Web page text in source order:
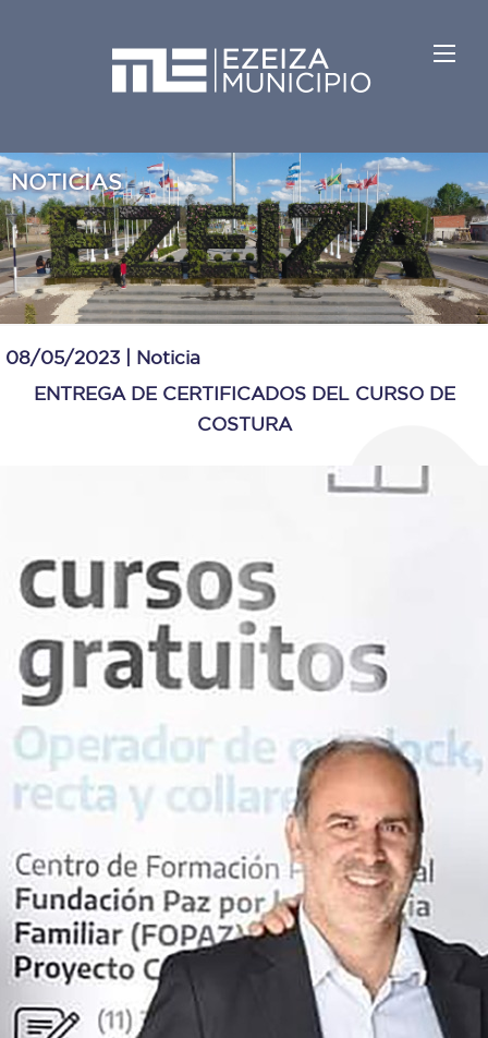
NOTICIAS
08/05/2023 |
Noticia
ENTREGA DE CERTIFICADOS DEL CURSO DE
COSTURA